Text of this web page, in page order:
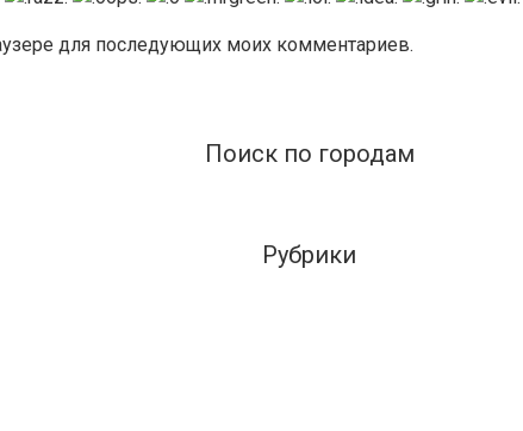
для последующих моих комментариев.
Поиск по городам
Рубрики